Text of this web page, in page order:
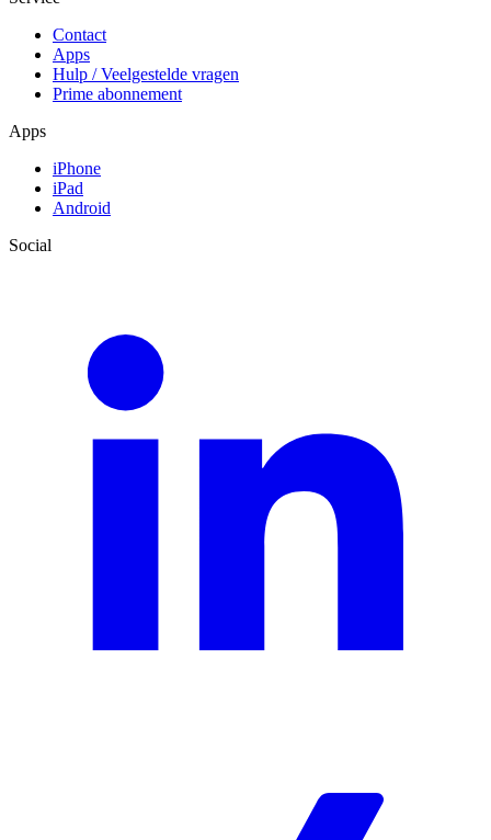
Contact
Apps
Hulp / Veelgestelde vragen
Prime abonnement
Apps
iPhone
iPad
Android
Social